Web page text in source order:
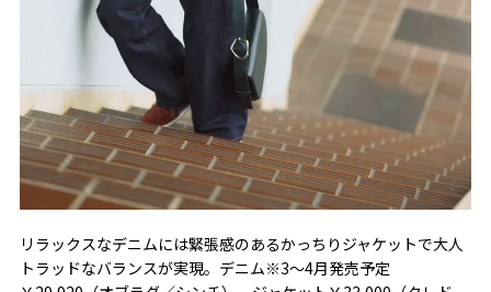
リラックスなデニムには緊張感のあるかっちりジャケットで大人
トラッドなバランスが実現。デニム※3～4月発売予定